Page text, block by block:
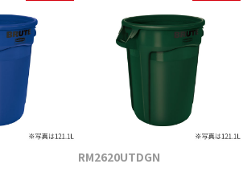
RM2620UTDGN